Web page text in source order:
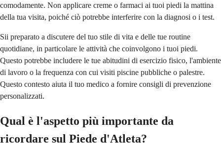
comodamente. Non applicare creme o farmaci ai tuoi piedi la mattina
della tua visita, poiché ciò potrebbe interferire con la diagnosi o i test.
Sii preparato a discutere del tuo stile di vita e delle tue routine
quotidiane, in particolare le attività che coinvolgono i tuoi piedi.
Questo potrebbe includere le tue abitudini di esercizio fisico, l'ambiente
di lavoro o la frequenza con cui visiti piscine pubbliche o palestre.
Questo contesto aiuta il tuo medico a fornire consigli di prevenzione
personalizzati.
Qual è l'aspetto più importante da
ricordare sul Piede d'Atleta?